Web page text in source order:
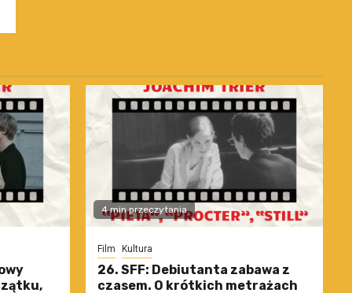
4 min przeczytania
Film Kultura
26. SFF: Debiutanta zabawa z
czasem. O krótkich metrażach